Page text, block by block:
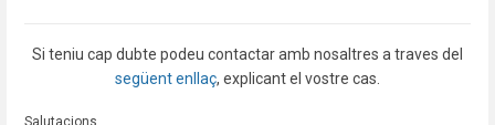
Si teniu cap dubte podeu contactar amb nosaltres a traves del
següent enllaç, explicant el vostre cas.
Salutacions